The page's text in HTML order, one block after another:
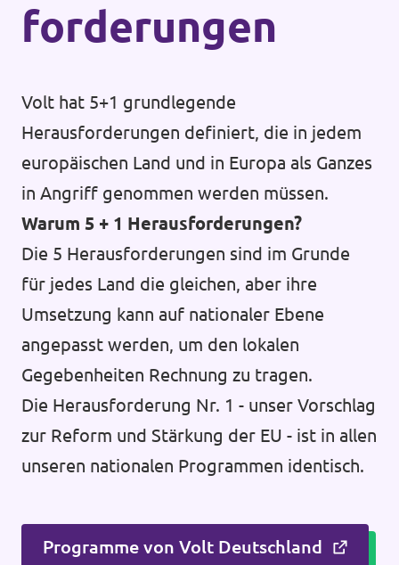
forderungen
Volt hat 5+1 grundlegende
Herausforderungen definiert, die in jedem
europäischen Land und in Europa als Ganzes
in Angriff genommen werden müssen.
Warum 5 + 1 Herausforderungen?
Die 5 Herausforderungen sind im Grunde
für jedes Land die gleichen, aber ihre
Umsetzung kann auf nationaler Ebene
angepasst werden, um den lokalen
Gegebenheiten Rechnung zu tragen.
Die Herausforderung Nr. 1 - unser Vorschlag
zur Reform und Stärkung der EU - ist in allen
unseren nationalen Programmen identisch.
Programme von Volt Deutschland